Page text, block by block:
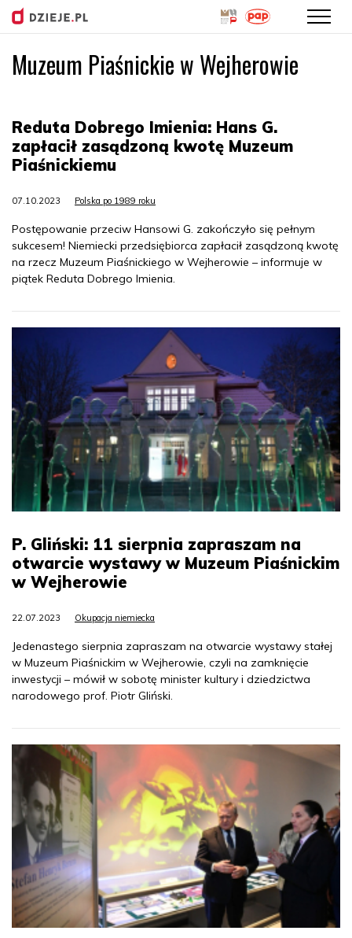
Przejdź
do
Muzeum Piaśnickie w Wejherowie
Reduta Dobrego Imienia: Hans G.
zapłacił zasądzoną kwotę Muzeum
Piaśnickiemu
07.10.2023 Polska po 1989 roku
Postępowanie przeciw Hansowi G. zakończyło się pełnym
sukcesem! Niemiecki przedsiębiorca zapłacił zasądzoną kwotę
na rzecz Muzeum Piaśnickiego w Wejherowie – informuje w
piątek Reduta Dobrego Imienia.
P. Gliński: 11 sierpnia zapraszam na
otwarcie wystawy w Muzeum Piaśnickim
w Wejherowie
22.07.2023 Okupacja niemiecka
Jedenastego sierpnia zapraszam na otwarcie wystawy stałej
w Muzeum Piaśnickim w Wejherowie, czyli na zamknięcie
inwestycji – mówił w sobotę minister kultury i dziedzictwa
narodowego prof. Piotr Gliński.